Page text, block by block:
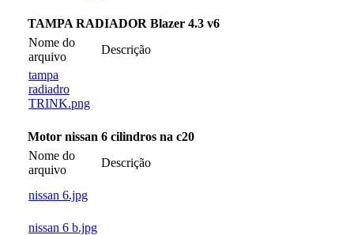
TAMPA RADIADOR Blazer 4.3 v6
Nome do
arquivo
Descrição
tampa
radiadro
TRINK.png
Motor nissan 6 cilindros na c20
Nome do
arquivo
Descrição
nissan 6.jpg
nissan 6 b.jpg